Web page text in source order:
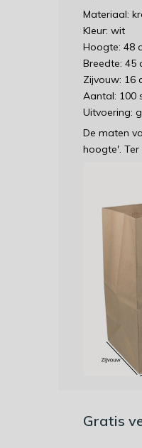
Materiaal:
Kleur: wit
Hoogte: 48
Breedte: 45
Zijvouw: 16
Aantal: 100
Uitvoering:
De maten
hoogte'. Ter
Gratis